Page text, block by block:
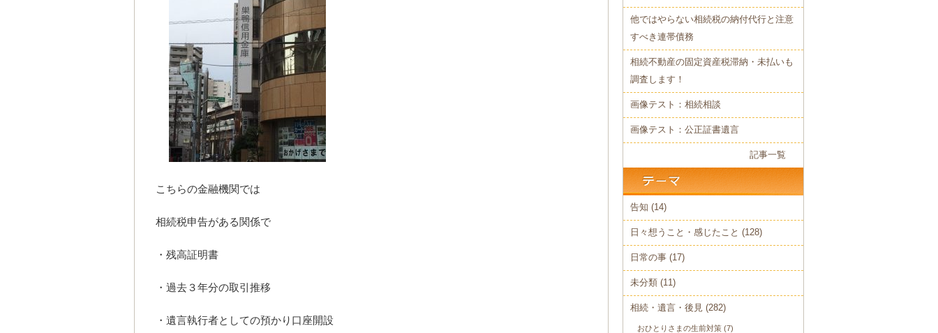
こちらの金融機関では
相続税申告がある関係で
・残高証明書
・過去３年分の取引推移
・遺言執行者としての預かり口座開設
他ではやらない相続税の納付代行と注意
すべき連帯債務
相続不動産の固定資産税滞納・未払いも
調査します！
画像テスト：相続相談
画像テスト：公正証書遺言
記事一覧
告知 (14)
日々想うこと・感じたこと (128)
日常の事 (17)
未分類 (11)
相続・遺言・後見 (282)
おひとりさまの生前対策 (7)